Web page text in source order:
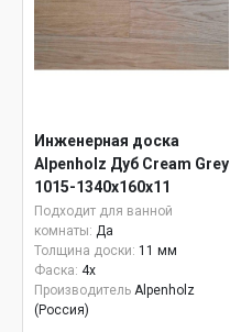
Инженерная доска
Alpenholz Дуб Cream Grey
1015-1340х160х11
Подходит для ванной
комнаты: Да
Толщина доски: 11 мм
Фаска: 4x
Производитель Alpenholz
(Россия)